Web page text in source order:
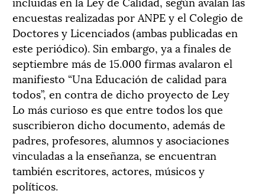
encuestas realizadas por ANPE y el Colegio de
Doctores y Licenciados (ambas publicadas en
este periódico). Sin embargo, ya a finales de
septiembre más de 15.000 firmas avalaron el
manifiesto “Una Educación de calidad para
todos”, en contra de dicho proyecto de Ley
Lo más curioso es que entre todos los que
suscribieron dicho documento, además de
padres, profesores, alumnos y asociaciones
vinculadas a la enseñanza, se encuentran
también escritores, actores, músicos y
políticos.